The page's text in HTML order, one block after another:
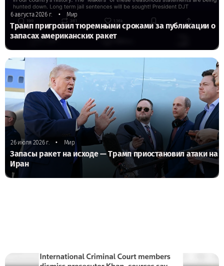
6 августа 2026 г. • Мир
Трамп пригрозил тюремными сроками за публикации о
запасах американских ракет
26 июля 2026 г. • Мир
Запасы ракет на исходе — Трамп приостановил атаки на
Иран